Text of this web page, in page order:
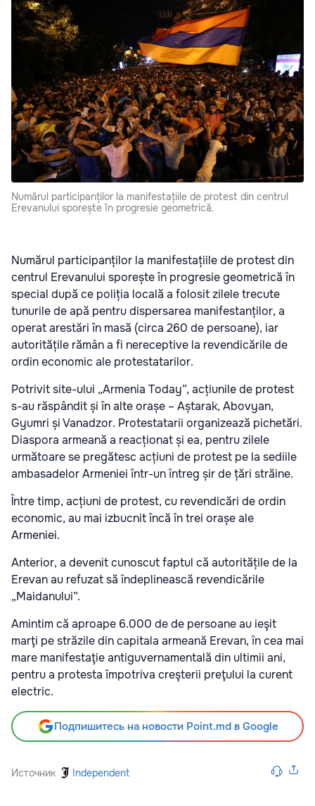
Numărul participanților la manifestațiile de protest din centrul
Erevanului sporește în progresie geometrică.
Numărul participanților la manifestațiile de protest din
centrul Erevanului sporește în progresie geometrică în
special după ce poliția locală a folosit zilele trecute
tunurile de apă pentru dispersarea manifestanților, a
operat arestări în masă (circa 260 de persoane), iar
autoritățile rămân a fi nereceptive la revendicările de
ordin economic ale protestatarilor.
Potrivit site-ului „Armenia Today”, acțiunile de protest
s-au răspândit și în alte orașe – Aștarak, Abovyan,
Gyumri și Vanadzor. Protestatarii organizează pichetări.
Diaspora armeană a reacționat și ea, pentru zilele
următoare se pregătesc acțiuni de protest pe la sediile
ambasadelor Armeniei într-un întreg șir de țări străine.
Între timp, acțiuni de protest, cu revendicări de ordin
economic, au mai izbucnit încă în trei orașe ale
Armeniei.
Anterior, a devenit cunoscut faptul că autoritățile de la
Erevan au refuzat să îndeplinească revendicările
„Maidanului”.
Amintim că aproape 6.000 de de persoane au ieşit
marţi pe străzile din capitala armeană Erevan, în cea mai
mare manifestaţie antiguvernamentală din ultimii ani,
pentru a protesta împotriva creşterii preţului la curent
electric.
Подпишитесь на новости Point.md в Google
Источник Independent